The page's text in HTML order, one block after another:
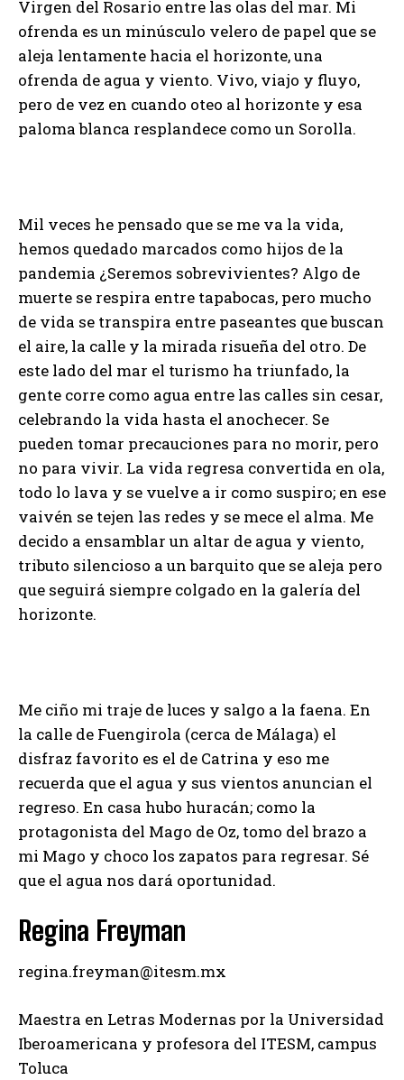
Virgen del Rosario entre las olas del mar. Mi
ofrenda es un minúsculo velero de papel que se
aleja lentamente hacia el horizonte, una
ofrenda de agua y viento. Vivo, viajo y fluyo,
pero de vez en cuando oteo al horizonte y esa
paloma blanca resplandece como un Sorolla.
Mil veces he pensado que se me va la vida,
hemos quedado marcados como hijos de la
pandemia ¿Seremos sobrevivientes? Algo de
muerte se respira entre tapabocas, pero mucho
de vida se transpira entre paseantes que buscan
el aire, la calle y la mirada risueña del otro. De
este lado del mar el turismo ha triunfado, la
gente corre como agua entre las calles sin cesar,
celebrando la vida hasta el anochecer. Se
pueden tomar precauciones para no morir, pero
no para vivir. La vida regresa convertida en ola,
todo lo lava y se vuelve a ir como suspiro; en ese
vaivén se tejen las redes y se mece el alma. Me
decido a ensamblar un altar de agua y viento,
tributo silencioso a un barquito que se aleja pero
que seguirá siempre colgado en la galería del
horizonte.
Me ciño mi traje de luces y salgo a la faena. En
la calle de Fuengirola (cerca de Málaga) el
disfraz favorito es el de Catrina y eso me
recuerda que el agua y sus vientos anuncian el
regreso. En casa hubo huracán; como la
protagonista del Mago de Oz, tomo del brazo a
mi Mago y choco los zapatos para regresar. Sé
que el agua nos dará oportunidad.
Regina Freyman
regina.freyman@itesm.mx
Maestra en Letras Modernas por la Universidad
Iberoamericana y profesora del ITESM, campus
Toluca